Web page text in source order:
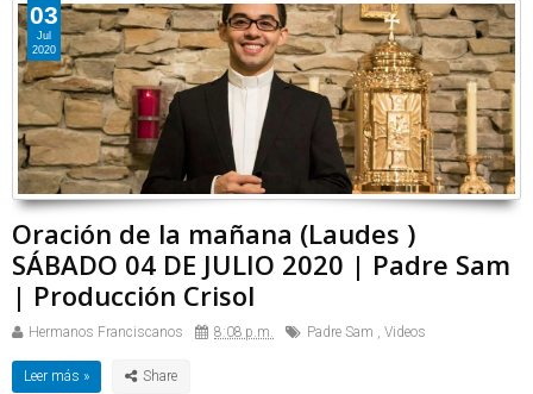
Oración de la mañana (Laudes )
SÁBADO 04 DE JULIO 2020 | Padre Sam
| Producción Crisol
Hermanos Franciscanos 8:08 p.m. Padre Sam , Videos
Leer más »
03
Jul
2020